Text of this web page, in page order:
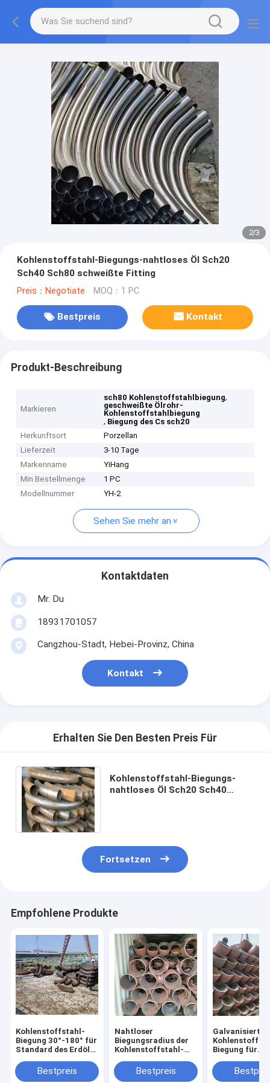
2/3
Kohlenstoffstahl-Biegungs-nahtloses Öl Sch20
Sch40 Sch80 schweißte Fitting
Preis：Negotiate MOQ：1 PC
Bestpreis Kontakt
Produkt-Beschreibung
Markieren
sch80 Kohlenstoffstahlbiegung,
geschweißte Ölrohr-
Kohlenstoffstahlbiegung
, Biegung des Cs sch20
Herkunftsort
Porzellan
Lieferzeit
3-10 Tage
Markenname
YiHang
Min Bestellmenge
1 PC
Modellnummer
YH-2
Sehen Sie mehr an
Kontaktdaten
Mr. Du
18931701057
Cangzhou-Stadt, Hebei-Provinz, China
Kontakt
Erhalten Sie Den Besten Preis Für
Kohlenstoffstahl-Biegungs-
nahtloses Öl Sch20 Sch40
Fortsetzen
Empfohlene Produkte
Kohlenstoffstahl-
Biegung 30°-180° für
Standard des Erdöl-
Bestpreis
Nahtloser
Biegungsradius der
Kohlenstoffstahl-
Holzetui-2D-10D
Bestpreis
Galvanisierte
Biegung für
Anwendungs-
Wandstärke